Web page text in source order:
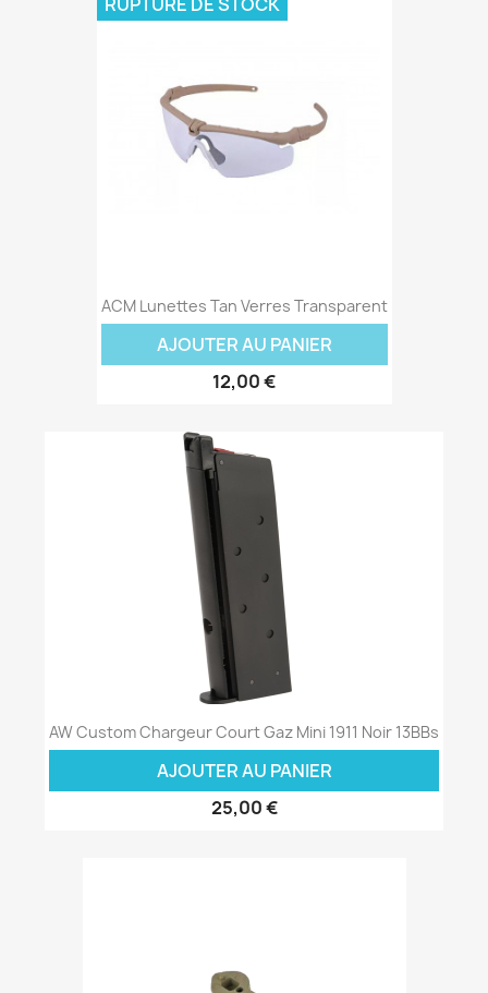
ACM Lunettes Tan Verres Transparent
AJOUTER AU PANIER
12,00 €
AW Custom Chargeur Court Gaz Mini 1911 Noir 13BBs
AJOUTER AU PANIER
25,00 €